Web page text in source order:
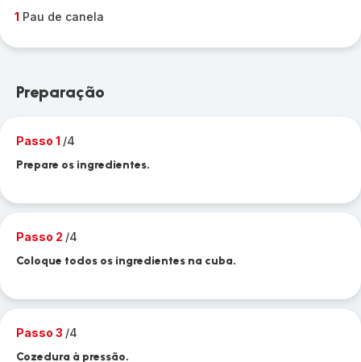
1 Pau de canela
Preparação
Passo 1 /4
Prepare os ingredientes.
Passo 2 /4
Coloque todos os ingredientes na cuba.
Passo 3 /4
Cozedura à pressão.